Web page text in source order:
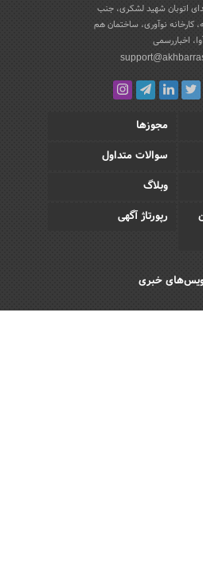
اتوبان شهید لشکری، جنب
کارخانه نوآوری، ساختمان هم
اخباررسمی
مجوزها
سوالات متداول
وبلاگ
رپورتاژ آگهی
خبری